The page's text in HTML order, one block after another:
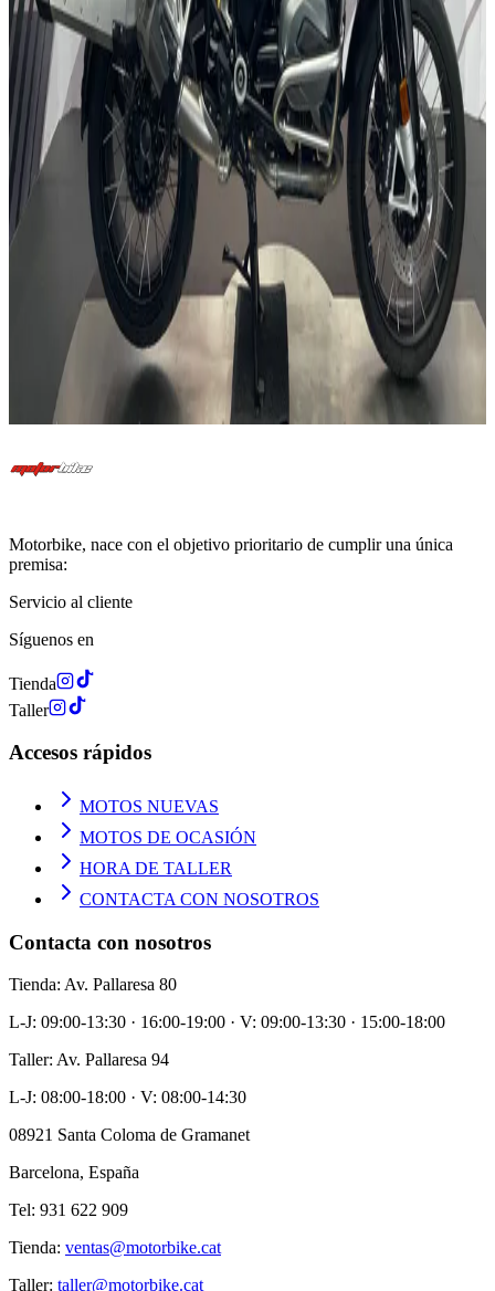
A
Contado
9499
Financiado
190 € /mes
2017 / BMW
R 1200 GS ADVENTURE
km
13.499
€
Financiado
/mes
Ver Todas las Motos
Motorbike, nace con el objetivo prioritario de cumplir una única
premisa:
Servicio al cliente
Síguenos en
Tienda
Taller
Accesos rápidos
MOTOS NUEVAS
MOTOS DE OCASIÓN
HORA DE TALLER
CONTACTA CON NOSOTROS
Contacta con nosotros
Tienda: Av. Pallaresa 80
L-J: 09:00-13:30 · 16:00-19:00 · V: 09:00-13:30 · 15:00-18:00
Taller: Av. Pallaresa 94
L-J: 08:00-18:00 · V: 08:00-14:30
08921 Santa Coloma de Gramanet
Barcelona, España
Tel: 931 622 909
Tienda: ventas@motorbike.cat
Taller: taller@motorbike.cat